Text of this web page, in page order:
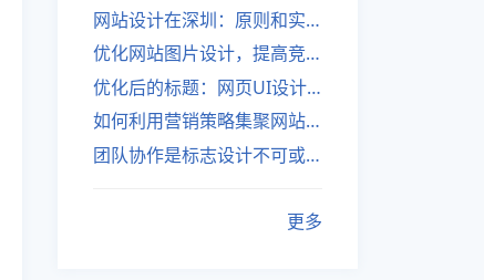
网站设计在深圳：原则和实践
优化网站图片设计，提高竞争力
优化后的标题：网页UI设计与APP UI设计应用软件
如何利用营销策略集聚网站流量
团队协作是标志设计不可或缺的一部分
更多